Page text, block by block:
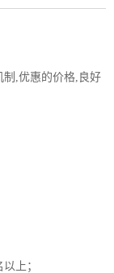
制,优惠的价格,良好
上；